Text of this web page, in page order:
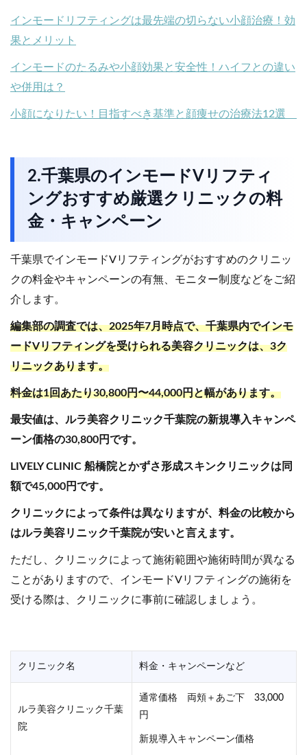
インモードリフティングは最先端の切らない小顔治療！効
果とメリット
インモードのたるみや小顔効果と安全性！ハイフとの違い
や併用は？
小顔になりたい！目指すべき基準と顔痩せの治療法12選
2.千葉県のインモードVリフティ
ングおすすめ厳選クリニックの料
金・キャンペーン
千葉県でインモードVリフティングがおすすめのクリニッ
クの料金やキャンペーンの有無、モニター制度などをご紹
介します。
編集部の調査では、2025年7月時点で、千葉県内でインモ
ードVリフティングを受けられる美容クリニックは、3ク
リニックあります。
料金は1回あたり30,800円〜44,000円と幅があります。
最安値は、ルラ美容クリニック千葉院の新規導入キャンペ
ーン価格の30,800円です。
LIVELY CLINIC 船橋院とかずさ形成スキンクリニックは同
額で45,000円です。
クリニックによって条件は異なりますが、料金の比較から
はルラ美容リニック千葉院が安いと言えます。
ただし、クリニックによって施術範囲や施術時間が異なる
ことがありますので、インモードVリフティングの施術を
受ける際は、クリニックに事前に確認しましょう。
クリニック名 料金・キャンペーンなど
ルラ美容クリニック千葉
院
通常価格 両頬＋あご下 33,000
円
新規導入キャンペーン価格